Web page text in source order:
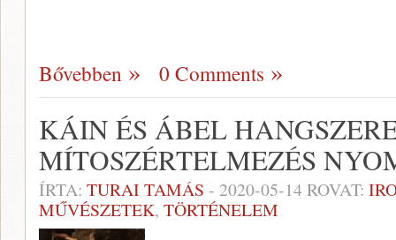
Bővebben 0 Comments
KÁIN ÉS ÁBEL
MÍTOSZÉRTELMEZÉS
ÍRTA: TURAI TAMÁS - 2020-05-14ROVAT:
MŰVÉSZETEK, TÖRTÉNELEM